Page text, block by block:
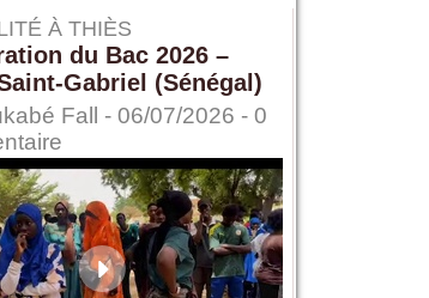
À THIÈS
du Bac 2026 –
Gabriel (Sénégal)
Fall - 06/07/2026 - 0